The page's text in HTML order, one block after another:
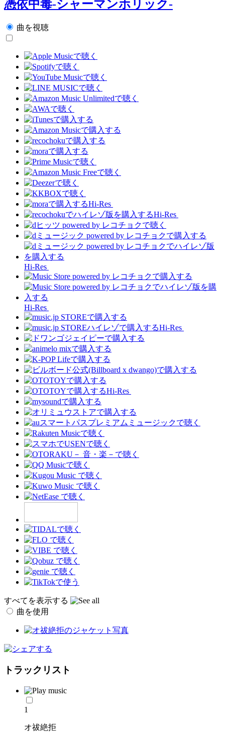
憑依中毒-シャーマンホリック-
曲を視聴
Hi-Res
Hi-Res
Hi-Res
Hi-Res
Hi-Res
Hi-Res
すべてを表示する
曲を使用
トラックリスト
1
オ祓絶拒